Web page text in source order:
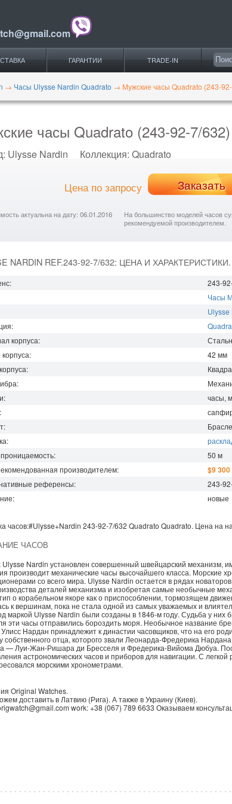
ГАРАНТИИ TRADE-IN
→ Часы Ulysse Nardin Quadrato → Мужские часы Quadrato (243-
часы Quadrato (243-92-7/632)
Ulysse Nardin Коллекция: Quadrato
Цена по запросу Заказать
актуальна на дату: 06.01.2016
На большинство моделей часов
рекомендуемой производителем.
NARDIN REF.243-92-7/632: ЦЕНА И ХАРАКТЕРИСТИКИ.
243-
Часы
Ulysse
корпуса:
42 мм
часы,
: 50 м
производителем:
$9 300
референсы:
243-
новые
часов:#Ulysse+Nardin 243-92-7/632 Quadrato Quadrato. Цена на
ЧАСОВ
Ulysse Nardin установлен совершенный швейцарский
производит механические часы высочайшего класса. Морские
со всего мира. Ulysse Nardin остается в рядах
деталей механизма и изобретая самые необычные
о корабельном якоре как о приспособлении, тормозящем
к вершинам, пока не стала одной из самых уважаемых и
маркой Ulysse Nardin были созданы в 1846-м году. Судьба у
эти часы отправились бороздить моря. Необычное название
Нардан принадлежит к династии часовщиков, что на его
собственного отца, которого звали Леонарда-Фредерика
— Луи-Жан-Ришара ди Бресселя и Фредерика-Вийома Дюбуа.
астрономических часов и приборов для навигации. С
морскими хронометрами.
Original Watches.
доставить в Латвию (Рига). А также вУкраину (Киев).
work:+38 (067) 789 6633 Оказываем